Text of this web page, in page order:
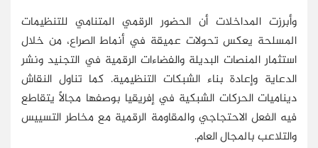
وأبرزت المداخلات أن الحضور الرقمي المتنامي للتنظيمات
المسلحة يعكس تحولات عميقة في أنماط الصراع، من خلال
استثمار المنصات البديلة والفضاءات الرقمية في التجنيد ونشر
الدعاية وإعادة بناء الشبكات التنظيمية. كما تناول النقاش
ديناميات الحركات الشبكية في إفريقيا بوصفها مجالًا يتقاطع
فيه الفعل الاحتجاجي والمقاومة الرقمية مع مخاطر التسييس
والتلاعب بالمجال العام.